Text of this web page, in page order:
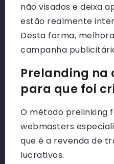
não visados e deixa
estão realmente
Desta forma,
campanha
Prelanding
para que foi
O método prelinking
webmasters
que é a revenda de
lucrativos.